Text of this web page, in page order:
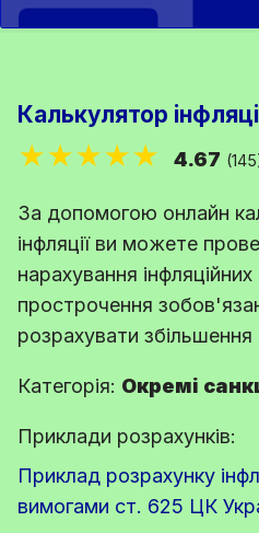
Калькулятор
★★★★★ 4.67
За допомогою онлайн
інфляції ви можете
нарахування
прострочення
розрахувати збільшення
Категорія: Окремі
Приклади розрахунків:
Приклад розрахунку
вимогами ст. 625 ЦК